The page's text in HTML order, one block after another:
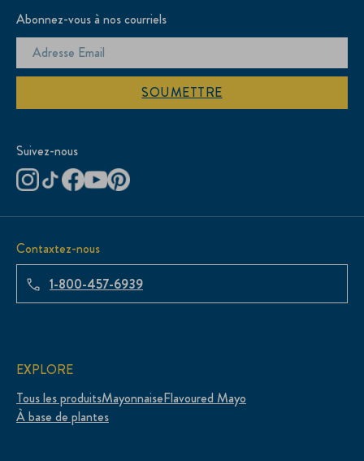
Abonnez-vous à nos courriels
SOUMETTRE
Suivez-nous
Contaxtez-nous
1-800-457-6939
EXPLORE
Tous les produitsMayonnaiseFlavoured Mayo
À base de plantes